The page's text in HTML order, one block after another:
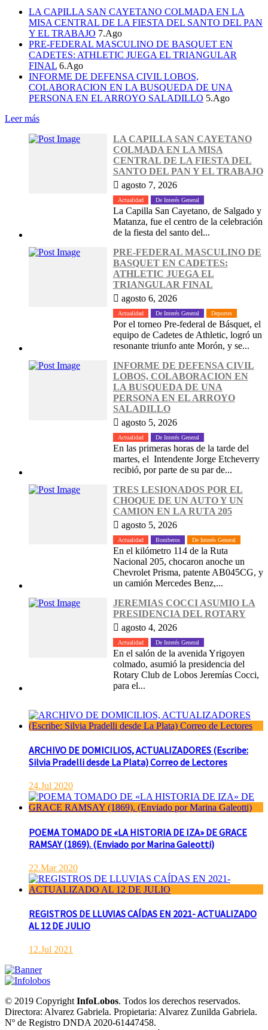
LA CAPILLA SAN CAYETANO COLMADA EN LA
MISA CENTRAL DE LA FIESTA DEL SANTO DEL PAN
Y EL TRABAJO 7.Ago
PRE-FEDERAL MASCULINO DE BASQUET EN
CADETES: ATHLETIC JUEGA EL TRIANGULAR
FINAL 6.Ago
INFORME DE DEFENSA CIVIL LOBOS,
COLABORACION EN LA BUSQUEDA DE UNA
PERSONA EN EL ARROYO SALADILLO 5.Ago
Leer más
LA CAPILLA SAN CAYETANO
COLMADA EN LA MISA
CENTRAL DE LA FIESTA DEL
SANTO DEL PAN Y EL TRABAJO
agosto 7, 2026
Actualidad De Interés General
La Capilla San Cayetano, de Salgado y
Matanza, fue el centro de la celebración
de la fiesta del santo del...
PRE-FEDERAL MASCULINO DE
BASQUET EN CADETES:
ATHLETIC JUEGA EL
TRIANGULAR FINAL
agosto 6, 2026
Actualidad De Interés General Deportes
Por el torneo Pre-federal de Básquet, el
equipo de Cadetes de Athletic, logró un
resonante triunfo ante Morón, y se...
INFORME DE DEFENSA CIVIL
LOBOS, COLABORACION EN
LA BUSQUEDA DE UNA
PERSONA EN EL ARROYO
SALADILLO
agosto 5, 2026
Actualidad De Interés General
En las primeras horas de la tarde del
martes, el Intendente Jorge Etcheverry
recibió, por parte de su par de...
TRES LESIONADOS POR EL
CHOQUE DE UN AUTO Y UN
CAMION EN LA RUTA 205
agosto 5, 2026
Actualidad Bomberos De Interés General
En el kilómetro 114 de la Ruta
Nacional 205, chocaron anoche un
Chevrolet Prisma, patente AB045CG, y
un camión Mercedes Benz,...
JEREMIAS COCCI ASUMIO LA
PRESIDENCIA DEL ROTARY
agosto 4, 2026
Actualidad De Interés General
En el salón de la avenida Yrigoyen
colmado, asumió la presidencia del
Rotary Club de Lobos Jeremías Cocci,
para el...
ARCHIVO DE DOMICILIOS, ACTUALIZADORES (Escribe:
Silvia Pradelli desde La Plata) Correo de Lectores
24.Jul 2020
POEMA TOMADO DE «LA HISTORIA DE IZA» DE GRACE
RAMSAY (1869). (Enviado por Marina Galeotti)
22.Mar 2020
REGISTROS DE LLUVIAS CAÍDAS EN 2021- ACTUALIZADO
AL 12 DE JULIO
12.Jul 2021
© 2019 CopyrightInfoLobos. Todos los derechos reservados.
Directora: Alvarez Gabriela. Propietaria: Alvarez Zunilda Gabriela.
Nº de Registro DNDA 2020-61447458.